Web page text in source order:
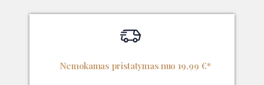
Nemokamas pristatymas nuo 19,99 €*